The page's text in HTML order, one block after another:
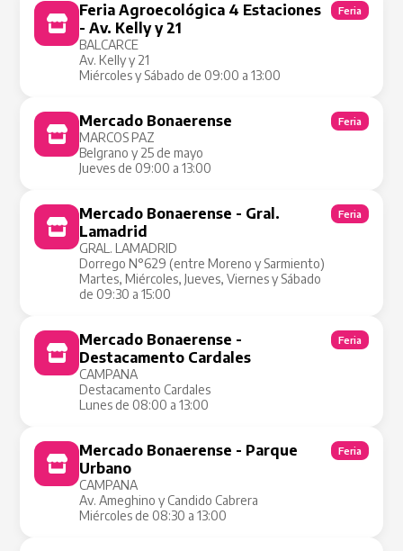
Feria Agroecológica 4 Estaciones
- Av. Kelly y 21
BALCARCE
Av. Kelly y 21
Miércoles y Sábado de 09:00 a 13:00
Feria
Mercado Bonaerense
MARCOS PAZ
Belgrano y 25 de mayo
Jueves de 09:00 a 13:00
Feria
Mercado Bonaerense - Gral.
Lamadrid
GRAL. LAMADRID
Dorrego N°629 (entre Moreno y Sarmiento)
Martes, Miércoles, Jueves, Viernes y Sábado
de 09:30 a 15:00
Feria
Mercado Bonaerense -
Destacamento Cardales
CAMPANA
Destacamento Cardales
Lunes de 08:00 a 13:00
Feria
Mercado Bonaerense - Parque
Urbano
CAMPANA
Av. Ameghino y Candido Cabrera
Miércoles de 08:30 a 13:00
Feria